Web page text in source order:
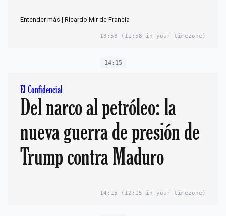
Entender más | Ricardo Mir de Francia
13:58 (11:58 in your timezone)
14:15
El Confidencial
Del narco al petróleo: la
nueva guerra de presión de
Trump contra Maduro
14:15 (12:15 in your timezone)